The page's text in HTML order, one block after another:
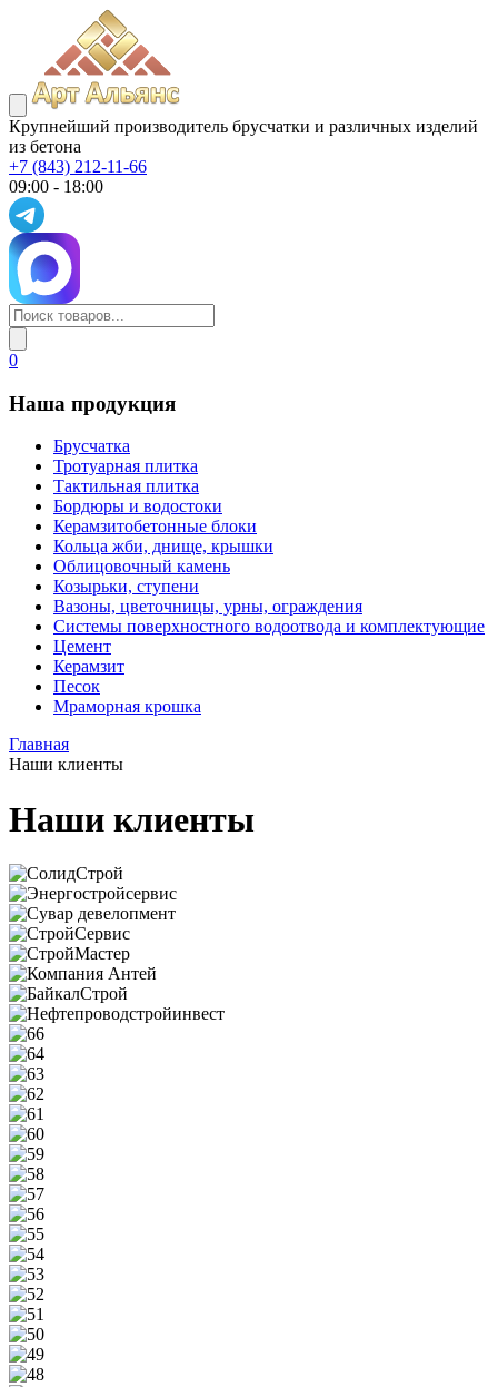
Крупнейший производитель брусчатки и различных изделий
из бетона
+7 (843) 212-11-66
09:00 - 18:00
0
Наша продукция
Брусчатка
Тротуарная плитка
Тактильная плитка
Бордюры и водостоки
Керамзитобетонные блоки
Кольца жби, днище, крышки
Облицовочный камень
Козырьки, ступени
Вазоны, цветочницы, урны, ограждения
Системы поверхностного водоотвода и комплектующие
Цемент
Керамзит
Песок
Мраморная крошка
Главная
Наши клиенты
Наши клиенты